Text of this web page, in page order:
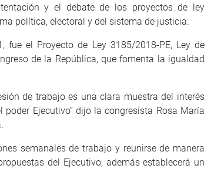
y el debate de los proyectos de ley
política, electoral y del sistema de justicia.
el Proyecto de Ley 3185/2018-PE, Ley de
de la República, que fomenta la igualdad
de trabajo es una clara muestra del interés
Ejecutivo” dijo la congresista Rosa María
semanales de trabajo y reunirse de manera
del Ejecutivo; además establecerá un